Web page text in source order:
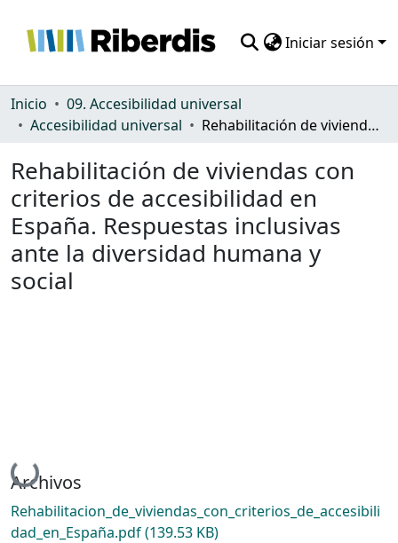
Iniciar sesión
Comunidades
Estadísticas
Inicio
09. Accesibilidad universal
Accesibilidad universal
Rehabilitación de viviendas con criterios de accesibilidad en España. Respuestas inclusivas ante la diversidad humana y social
Rehabilitación de viviendas con
criterios de accesibilidad en
España. Respuestas inclusivas
ante la diversidad humana y
social
Cargando...
Archivos
Rehabilitacion_de_viviendas_con_criterios_de_accesibili
dad_en_España.pdf(139.53 KB)